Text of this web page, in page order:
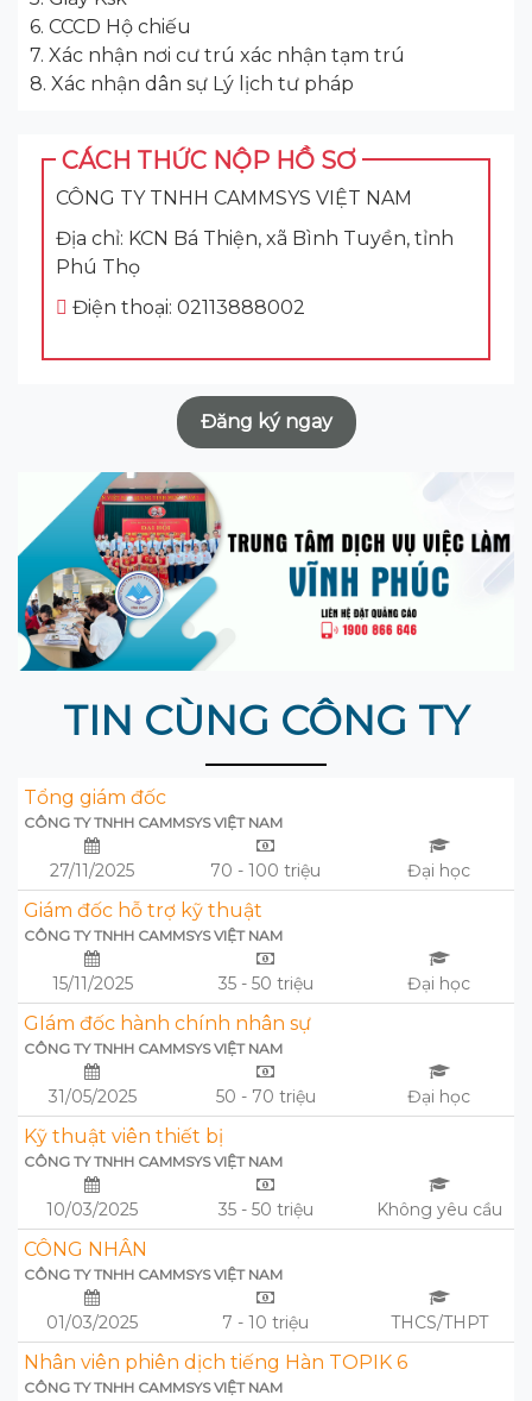
6. CCCD Hộ chiếu
7. Xác nhận nơi cư trú xác nhận tạm trú
8. Xác nhận dân sự Lý lịch tư pháp
CÁCH THỨC NỘP HỒ SƠ
CÔNG TY TNHH CAMMSYS VIỆT NAM
Địa chỉ: KCN Bá Thiện, xã Bình Tuyền, tỉnh
Phú Thọ
Điện thoại: 02113888002
Đăng ký ngay
TIN CÙNG CÔNG TY
Tổng giám đốc
CÔNG TY TNHH CAMMSYS VIỆT NAM
27/11/2025 70 - 100 triệu Đại học
Giám đốc hỗ trợ kỹ thuật
CÔNG TY TNHH CAMMSYS VIỆT NAM
15/11/2025 35 - 50 triệu Đại học
GIám đốc hành chính nhân sự
CÔNG TY TNHH CAMMSYS VIỆT NAM
31/05/2025 50 - 70 triệu Đại học
Kỹ thuật viên thiết bị
CÔNG TY TNHH CAMMSYS VIỆT NAM
10/03/2025 35 - 50 triệu Không yêu cầu
CÔNG NHÂN
CÔNG TY TNHH CAMMSYS VIỆT NAM
01/03/2025 7 - 10 triệu THCS/THPT
Nhân viên phiên dịch tiếng Hàn TOPIK 6
CÔNG TY TNHH CAMMSYS VIỆT NAM